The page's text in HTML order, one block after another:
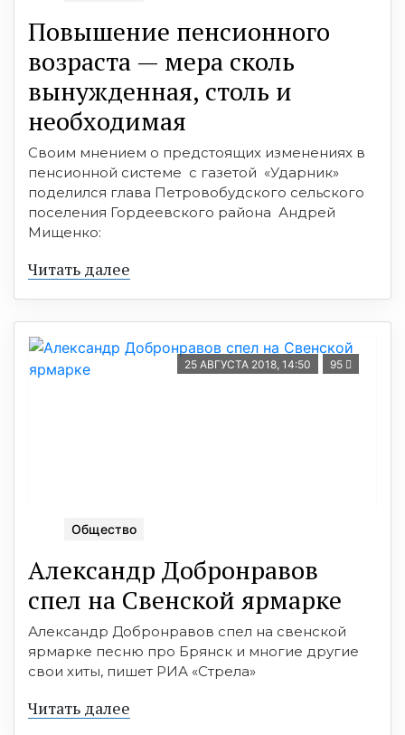
Повышение пенсионного
возраста — мера сколь
вынужденная, столь и
необходимая
Своим мнением о предстоящих изменениях в
пенсионной системе с газетой «Ударник»
поделился глава Петровобудского сельского
поселения Гордеевского района Андрей
Мищенко:
Читать далее
25 АВГУСТА 2018, 14:50 95
Общество
Александр Добронравов
спел на Свенской ярмарке
Александр Добронравов спел на свенской
ярмарке песню про Брянск и многие другие
свои хиты, пишет РИА «Стрела»
Читать далее